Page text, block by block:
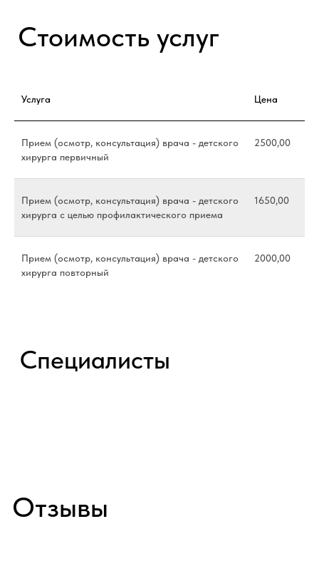
Услуга Цена
Прием (осмотр, консультация) врача - детского
хирурга первичный
2500,00
Прием (осмотр, консультация) врача - детского
хирурга с целью профилактического приема
1650,00
Прием (осмотр, консультация) врача - детского
хирурга повторный
2000,00
Наши партнеры